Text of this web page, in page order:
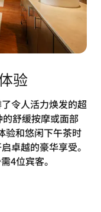
验
令人活力焕发的超
舒缓按摩或面部
验和悠闲下午茶时
卓越的豪华享受。
4位宾客。